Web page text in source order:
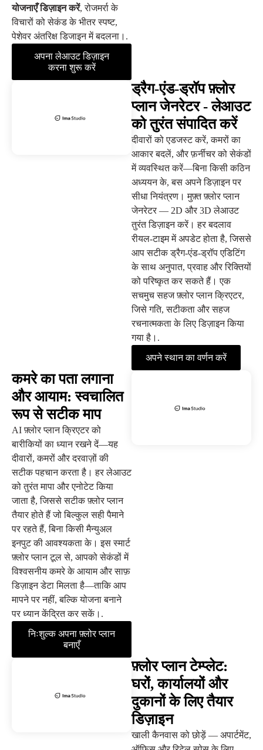
योजनाएँ डिज़ाइन करें, रोजमर्रा के
विचारों को सेकंड के भीतर स्पष्ट,
पेशेवर अंतरिक्ष डिजाइन में बदलना।.
अपना लेआउट डिज़ाइन
करना शुरू करें
ड्रैग-एंड-ड्रॉप फ़्लोर
प्लान जेनरेटर - लेआउट
को तुरंत संपादित करें
दीवारों को एडजस्ट करें, कमरों का
आकार बदलें, और फ़र्नीचर को सेकंडों
में व्यवस्थित करें—बिना किसी कठिन
अध्ययन के, बस अपने डिज़ाइन पर
सीधा नियंत्रण। मुफ़्त फ़्लोर प्लान
जेनरेटर — 2D और 3D लेआउट
तुरंत डिज़ाइन करें। हर बदलाव
रीयल-टाइम में अपडेट होता है, जिससे
आप सटीक ड्रैग-एंड-ड्रॉप एडिटिंग
के साथ अनुपात, प्रवाह और रिक्तियों
को परिष्कृत कर सकते हैं। एक
सचमुच सहज फ़्लोर प्लान क्रिएटर,
जिसे गति, सटीकता और सहज
रचनात्मकता के लिए डिज़ाइन किया
गया है।.
अपने स्थान का वर्णन करें
कमरे का पता लगाना
और आयाम: स्वचालित
रूप से सटीक माप
AI फ़्लोर प्लान क्रिएटर को
बारीकियों का ध्यान रखने दें—यह
दीवारों, कमरों और दरवाज़ों की
सटीक पहचान करता है। हर लेआउट
को तुरंत मापा और एनोटेट किया
जाता है, जिससे सटीक फ़्लोर प्लान
तैयार होते हैं जो बिल्कुल सही पैमाने
पर रहते हैं, बिना किसी मैन्युअल
इनपुट की आवश्यकता के। इस स्मार्ट
फ़्लोर प्लान टूल से, आपको सेकंडों में
विश्वसनीय कमरे के आयाम और साफ़
डिज़ाइन डेटा मिलता है—ताकि आप
मापने पर नहीं, बल्कि योजना बनाने
पर ध्यान केंद्रित कर सकें।.
निःशुल्क अपना फ़्लोर प्लान
बनाएँ
फ़्लोर प्लान टेम्प्लेट:
घरों, कार्यालयों और
दुकानों के लिए तैयार
डिज़ाइन
खाली कैनवास को छोड़ें — अपार्टमेंट,